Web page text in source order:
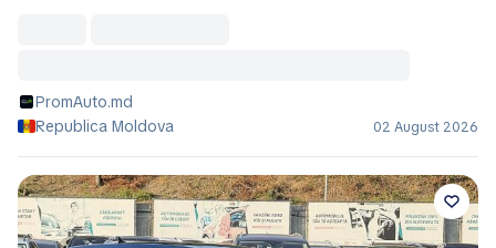
PromAuto.md
Republica Moldova
02 August 2026